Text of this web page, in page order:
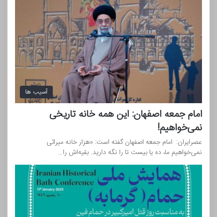
آسیب ها
امام جمعه اصفهان: این همه خانه تاریخی
نمی‌خواهیم!
عصرایران: امام جمعه اصفهان گفته است: «هزار خانه میراثی
نمی‌خواهیم ما، ده یا بیست تا را نگه دارید. بقیه‌اش را…